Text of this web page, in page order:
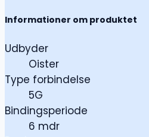
Informationer om produktet
Udbyder
Oister
Type forbindelse
5G
Bindingsperiode
6 mdr